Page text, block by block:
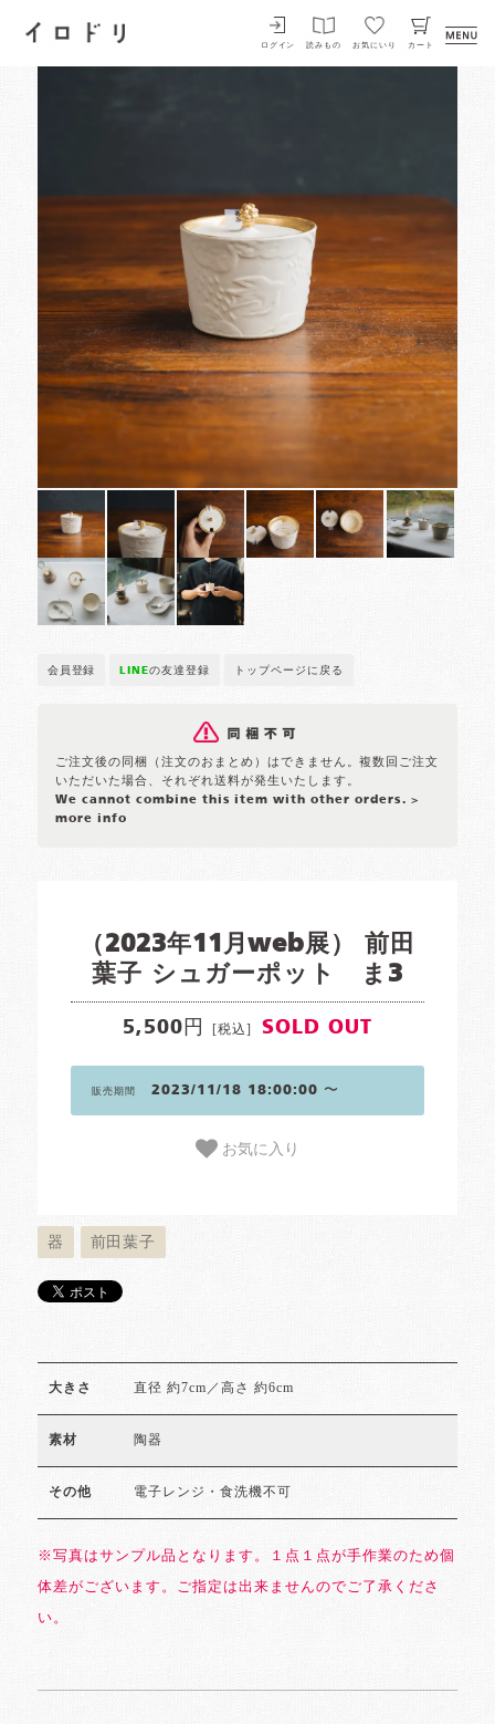
イロドリ
ログイン 読みもの お気にいり カート
会員登録 LINEの友達登録 トップページに戻る
ご注文後の同梱（注文のおまとめ）はできません。複数回ご注文
いただいた場合、それぞれ送料が発生いたします。
We cannot combine this item with other orders. >
more info
（2023年11月web展） 前田
葉子 シュガーポット ま3
5,500円 [税込] SOLD OUT
販売期間 2023/11/18 18:00:00 〜
お気に入り
器 前田葉子
大きさ 直径 約7cm／高さ 約6cm
素材 陶器
その他 電子レンジ・食洗機不可
※写真はサンプル品となります。１点１点が手作業のため個
体差がございます。ご指定は出来ませんのでご了承くださ
い。